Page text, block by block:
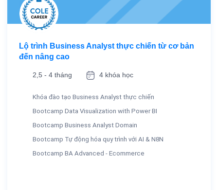
Lộ trình Business Analyst thực chiến từ cơ bản
đến nâng cao
2,5 - 4 tháng 4 khóa học
Khóa đào tạo Business Analyst thực chiến
Bootcamp Data Visualization with Power BI
Bootcamp Business Analyst Domain
Bootcamp Tự động hóa quy trình với AI & N8N
Bootcamp BA Advanced - Ecommerce